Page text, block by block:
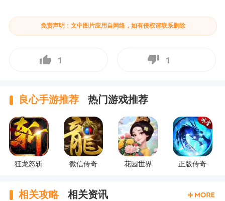
免责声明：文中图片应用自网络，如有侵权请联系删除
1 1
良心手游推荐 热门游戏推荐
狂龙怒斩 微信传奇 花园世界 正版传奇
相关攻略 相关资讯